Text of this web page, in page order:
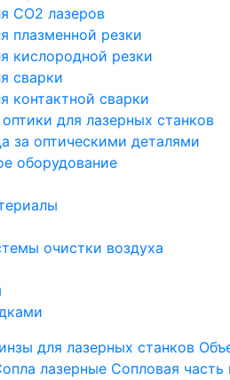
СО2 лазеров
плазменной резки
кислородной резки
сварки
контактной сварки
для лазерных станков
за оптическими деталями
оборудование
очистки воздуха
для лазерных станков
лазерные Сопловая часть